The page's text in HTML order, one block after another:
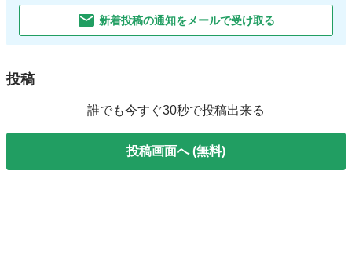
新着投稿の通知をメールで受け取る
投稿
誰でも今すぐ30秒で投稿出来る
投稿画面へ (無料)